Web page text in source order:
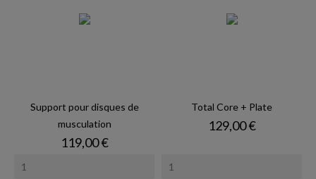
Support pour disques de
musculation
Prix
119,00 €
Total Core + Plate
Prix
129,00 €